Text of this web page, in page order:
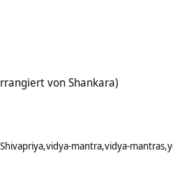
von Shankara)
Shivapriya vidya-mantra vidya-mantras